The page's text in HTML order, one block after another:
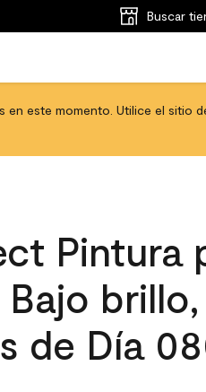
Buscar
este momento. Utilice el sitio de
Pintura
brillo,
de Día